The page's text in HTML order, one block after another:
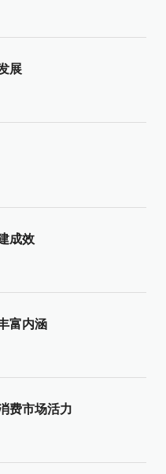
展
成效
富内涵
费市场活力